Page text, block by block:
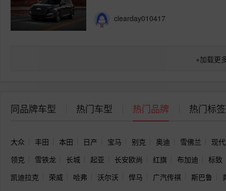
clearday010417
+加载更
同品牌车型 热门车型 热门品牌 热门标签
大众 丰田 本田 日产 宝马 别克 奥迪 雪佛兰
现代
领克
雪铁龙 长城 起亚 长安欧尚 红旗 布加迪
标致
凯迪拉克
荣威 哈弗 沃尔沃 悍马 广汽传祺 斯巴鲁